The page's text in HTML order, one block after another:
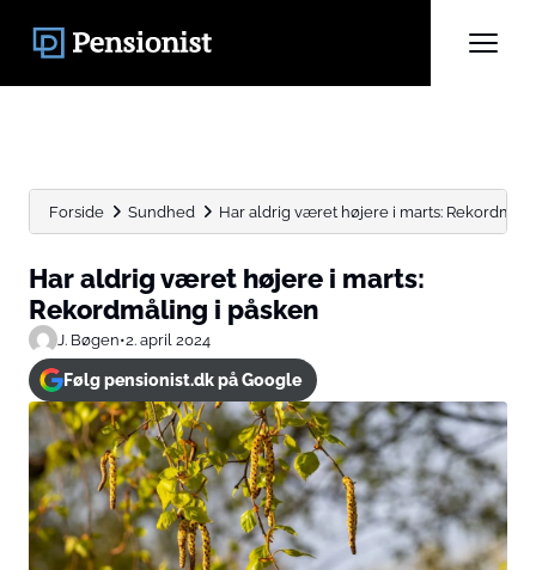
Forside Sundhed Har aldrig været højere i marts:
Har aldrig været højere i marts:
Rekordmåling i påsken
J. Bøgen•2. april 2024
Følg pensionist.dk på Google